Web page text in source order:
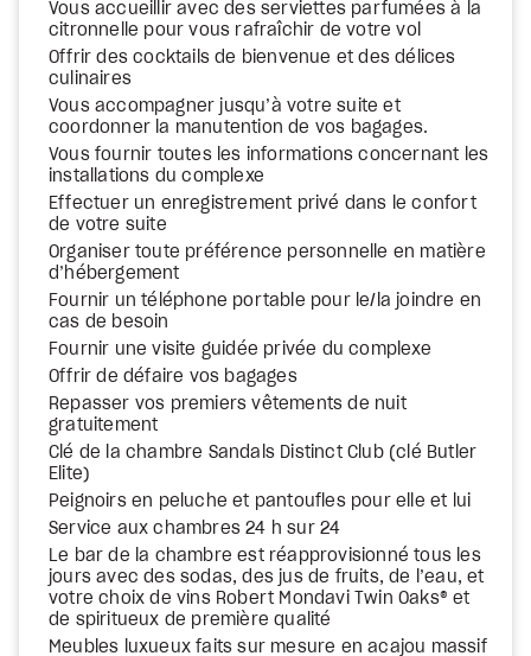
Vous accueillir avec des serviettes parfumées à la
citronnelle pour vous rafraîchir de votre vol
Offrir des cocktails de bienvenue et des délices
culinaires
Vous accompagner jusqu’à votre suite et
coordonner la manutention de vos bagages.
Vous fournir toutes les informations concernant les
installations du complexe
Effectuer un enregistrement privé dans le confort
de votre suite
Organiser toute préférence personnelle en matière
d’hébergement
Fournir un téléphone portable pour le/la joindre en
cas de besoin
Fournir une visite guidée privée du complexe
Offrir de défaire vos bagages
Repasser vos premiers vêtements de nuit
gratuitement
Clé de la chambre Sandals Distinct Club (clé Butler
Elite)
Peignoirs en peluche et pantoufles pour elle et lui
Service aux chambres 24 h sur 24
Le bar de la chambre est réapprovisionné tous les
jours avec des sodas, des jus de fruits, de l’eau, et
votre choix de vins Robert Mondavi Twin Oaks® et
de spiritueux de première qualité
Meubles luxueux faits sur mesure en acajou massif